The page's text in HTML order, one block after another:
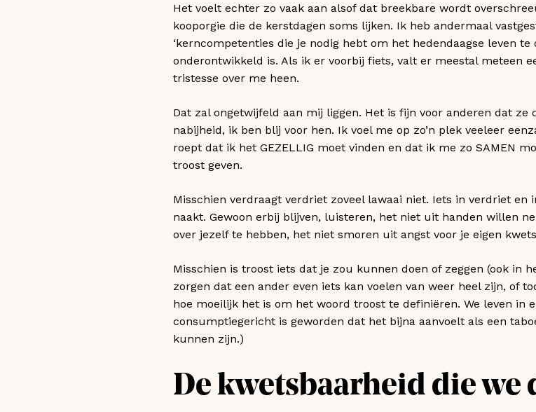
Het voelt echter zo vaak aan alsof dat breekbare wordt
kooporgie die de kerstdagen soms lijken. Ik heb andermaal
‘kerncompetenties die je nodig hebt om het hedendaagse leven
onderontwikkeld is. Als ik er voorbij fiets, valt er meestal meteen
tristesse over me heen.
Dat zal ongetwijfeld aan mij liggen. Het is fijn voor anderen dat ze
nabijheid, ik ben blij voor hen. Ik voel me op zo’n plek veeleer
roept dat ik het GEZELLIG moet vinden en dat ik me zo SAMEN
troost geven.
Misschien verdraagt verdriet zoveel lawaai niet. Iets in verdriet
naakt. Gewoon erbij blijven, luisteren, het niet uit handen willen
over jezelf te hebben, het niet smoren uit angst voor je eigen
Misschien is troost iets dat je zou kunnen doen of zeggen (ook in
zorgen dat een ander even iets kan voelen van weer heel zijn, of
hoe moeilijk het is om het woord troost te definiëren. We leven in
consumptiegericht is geworden dat het bijna aanvoelt als een
kunnen zijn.)
De kwetsbaarheid die we